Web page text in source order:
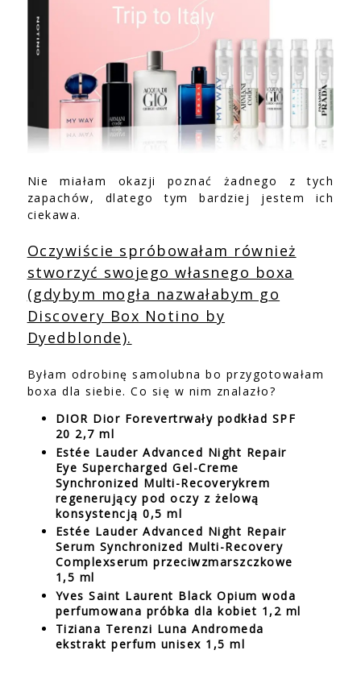
Nie miałam okazji poznać żadnego z tych
zapachów, dlatego tym bardziej jestem ich
ciekawa.
Oczywiście spróbowałam również
stworzyć swojego własnego boxa
(gdybym mogła nazwałabym go
Discovery Box Notino by
Dyedblonde).
Byłam odrobinę samolubna bo przygotowałam
boxa dla siebie. Co się w nim znalazło?
DIOR Dior Forevertrwały podkład SPF
20 2,7 ml
Estée Lauder Advanced Night Repair
Eye Supercharged Gel-Creme
Synchronized Multi-Recoverykrem
regenerujący pod oczy z żelową
konsystencją 0,5 ml
Estée Lauder Advanced Night Repair
Serum Synchronized Multi-Recovery
Complexserum przeciwzmarszczkowe
1,5 ml
Yves Saint Laurent Black Opium woda
perfumowana próbka dla kobiet 1,2 ml
Tiziana Terenzi Luna Andromeda
ekstrakt perfum unisex 1,5 ml